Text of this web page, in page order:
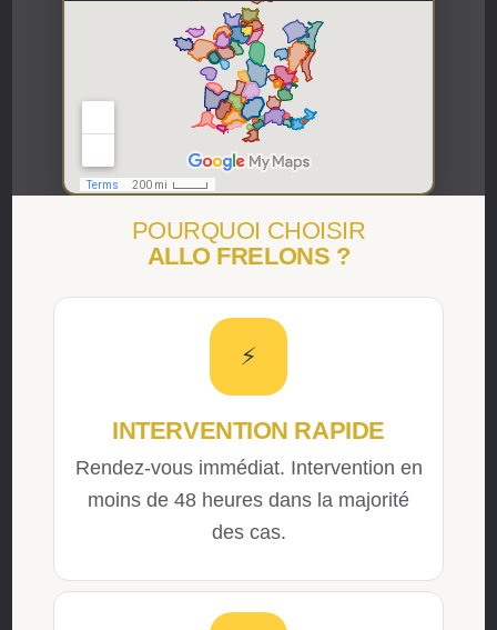
POURQUOI CHOISIR
ALLO FRELONS ?
⚡
INTERVENTION RAPIDE
Rendez-vous immédiat. Intervention en
moins de 48 heures dans la majorité
des cas.